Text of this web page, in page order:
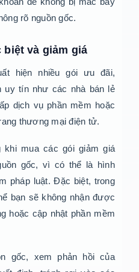
rõ nguồn gốc.
biệt và giảm giá
hiện nhiều gói ưu đãi,
uy tín như các nhà bán lẻ
dịch vụ phần mềm hoặc
thương mại điện tử.
khi mua các gói giảm giá
gốc, vì có thể là hình
pháp luật. Đặc biệt, trong
bạn sẽ không nhận được
hoặc cập nhật phần mềm
gốc, xem phản hồi của